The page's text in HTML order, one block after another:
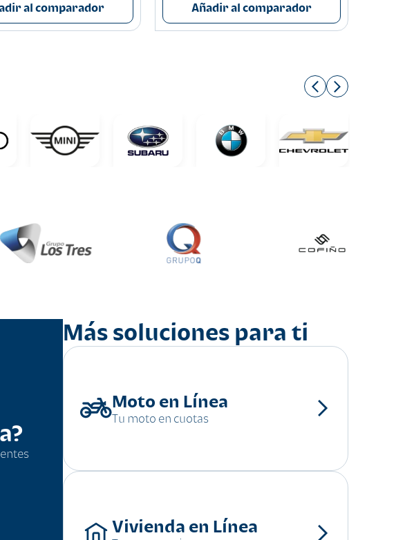
al comparador Añadir al comparador
Más soluciones para ti
Moto en Línea
Tu moto en cuotas
Vivienda en Línea